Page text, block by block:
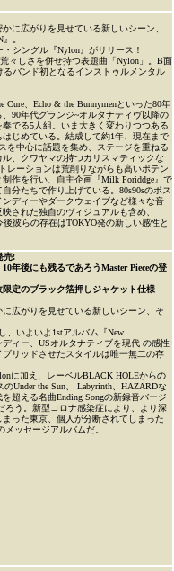
に広がりを見せている新しいシーン、
。
シングル『Nylon』がリリース！
々しさを併せ持つ表題曲「Nylon」。B面
バンド初となるインストゥルメンタル
、Echo & the Bunnymenといった80年
90年代グランジ~オルタナティヴ以降の
でる5人組。いま大きく変わりつつある
じめている。結成して約1年、現在まで
を中心に話題を集め、ステージを重ねる
、クワヤマの持つカリスマティックな
レーションは荒削りながらも高いポテン
作を行い、自主企画『Milk Poriddge』で
分たちで作り上げている。80s90sのポス
ディーやダークウェイブなど様々な音
された独自のヴィジュアルも含め、
彼らの存在はTOKYO発の新しい感性と
売!
年後にも残るであろうMaster Pieceの登
定のブラック箔押しジャケット仕様
広がりを見せている新しいシーン、そ
、いよいよ1stアルバム『New
ィー、USオルタナティブを現代 の感性
リッドさせたスタイルは唯一無二の存
に加え、レーベルBLACK HOLEからの
Under the Sun、 Labyrinth、HAZARDな
超える名曲Ending Songの新録音バージ
ろう。新型コロナ感染症により、より深
った東京、個人が分断されてしまった
ッセージアルバムだ。